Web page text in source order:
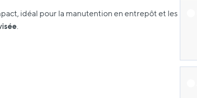
idéal pour la manutention en entrepôt et les
.